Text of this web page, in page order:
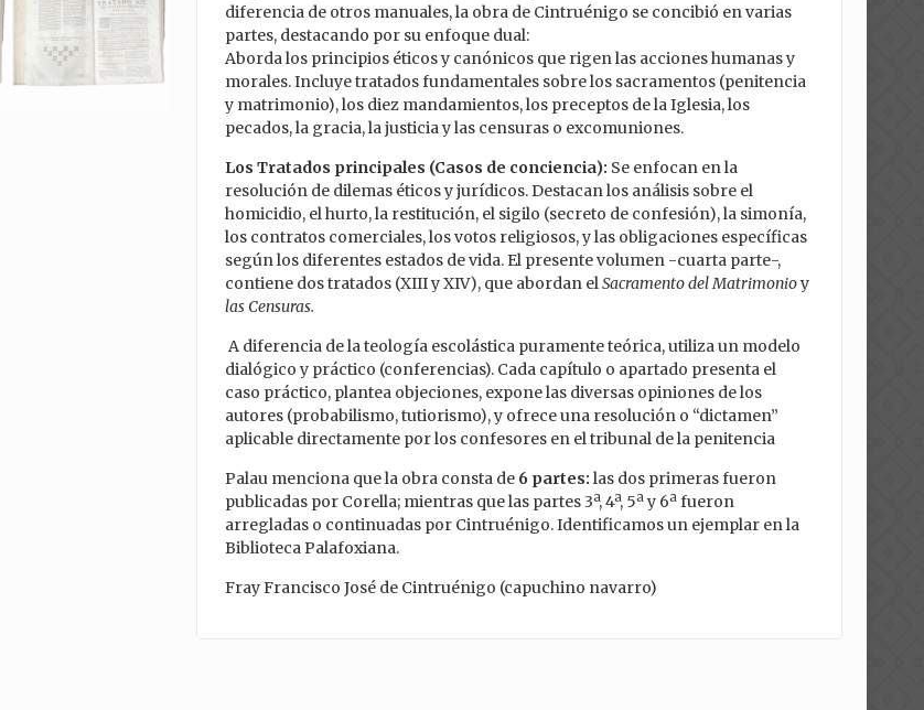
diferencia de otros manuales, la obra de Cintruénigo se concibió en varias
partes, destacando por su enfoque dual:
Aborda los principios éticos y canónicos que rigen las acciones humanas y
morales. Incluye tratados fundamentales sobre los sacramentos (penitencia
y matrimonio), los diez mandamientos, los preceptos de la Iglesia, los
pecados, la gracia, la justicia y las censuras o excomuniones.
Los Tratados principales (Casos de conciencia): Se enfocan en la
resolución de dilemas éticos y jurídicos. Destacan los análisis sobre el
homicidio, el hurto, la restitución, el sigilo (secreto de confesión), la simonía,
los contratos comerciales, los votos religiosos, y las obligaciones específicas
según los diferentes estados de vida. El presente volumen -cuarta parte-,
contiene dos tratados (XIII y XIV), que abordan elSacramento del Matrimonioy
las Censuras.
A diferencia de la teología escolástica puramente teórica, utiliza un modelo
dialógico y práctico (conferencias). Cada capítulo o apartado presenta el
caso práctico, plantea objeciones, expone las diversas opiniones de los
autores (probabilismo, tutiorismo), y ofrece una resolución o “dictamen”
aplicable directamente por los confesores en el tribunal de la penitencia
Palau menciona que la obra consta de 6 partes:las dos primeras fueron
publicadas por Corella; mientras que las partes 3ª, 4ª, 5ª y 6ª fueron
arregladas o continuadas por Cintruénigo. Identificamos un ejemplar en la
Biblioteca Palafoxiana.
Fray Francisco José de Cintruénigo (capuchino navarro)